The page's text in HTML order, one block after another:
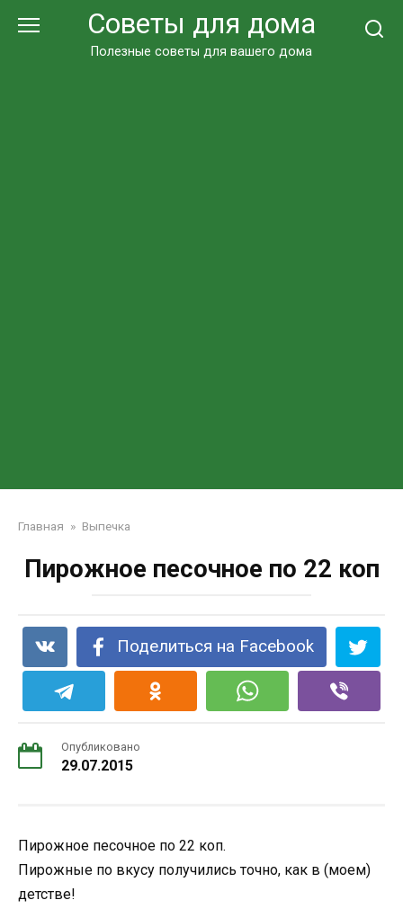
Советы для дома
Полезные советы для вашего дома
Главная » Выпечка
Пирожное песочное по 22 коп
Поделиться на Facebook
Опубликовано
29.07.2015
Пирожное песочное по 22 коп.
Пирожные по вкусу получились точно, как в (моем)
детстве!